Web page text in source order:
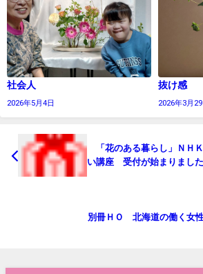
社会人
2026年5月4日
抜け感
2026年3月29
「花のある暮らし」ＮＨ
い講座 受付が始まりました
別冊ＨＯ 北海道の働く女